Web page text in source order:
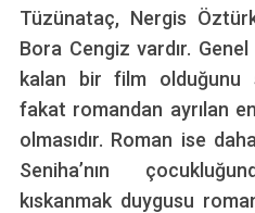
Tüzünataç, Nergis
Bora Cengiz vardır.
kalan bir film olduğunu
fakat romandan ayrılan
olmasıdır. Roman ise
Seniha’nın
kıskanmak duygusu